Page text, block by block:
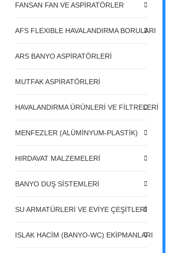
FANSAN FAN VE ASPİRATÖRLER
AFS FLEXIBLE HAVALANDIRMA BORULARI
ARS BANYO ASPİRATÖRLERİ
MUTFAK ASPİRATÖRLERİ
HAVALANDIRMA ÜRÜNLERİ VE FİLTRELERİ
MENFEZLER (ALÜMİNYUM-PLASTİK)
HIRDAVAT MALZEMELERİ
BANYO DUŞ SİSTEMLERİ
SU ARMATÜRLERİ VE EVİYE ÇEŞİTLERİ
ISLAK HACİM (BANYO-WC) EKİPMANLARI